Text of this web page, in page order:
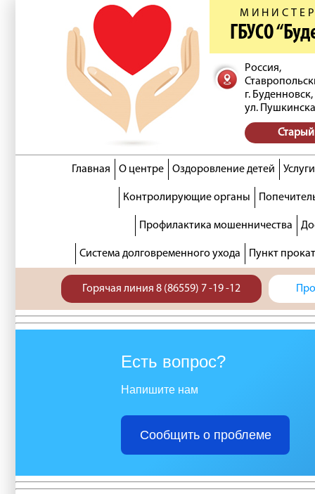
ГБУСО
Россия,
г. Буденновск,
ул.
Старый
Главная О центре Оздоровление детей Услуги
Контролирующие органы
Профилактика мошенничества
Система долговременного ухода Пункт
Горячая линия 8 (86559) 7 -19 -12
Есть вопрос?
Напишите нам
Сообщить о проблеме